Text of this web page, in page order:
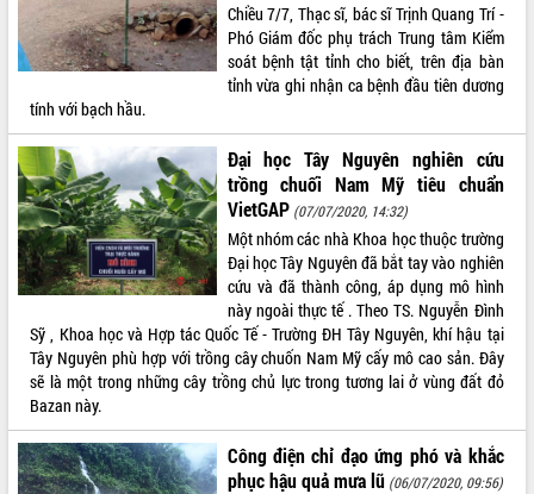
SỞ, BAN, NGÀNH
UBND CÁC XÃ, PHƯỜNG
THÔNG TIN CHỈ ĐẠO ĐIỀU HÀNH
HỆ THỐNG VĂN BẢN
VĂN BẢN HĐND TỈNH
ĐIỂM TIN VĂN BẢN
Chiều 7/7, Thạc sĩ, bác sĩ Trịnh Quang Trí -
Phó Giám đốc phụ trách Trung tâm Kiểm
soát bệnh tật tỉnh cho biết, trên địa bàn
tỉnh vừa ghi nhận ca bệnh đầu tiên dương
tính với bạch hầu.
Đại học Tây Nguyên nghiên cứu
trồng chuối Nam Mỹ tiêu chuẩn
VietGAP (07/07/2020, 14:32)
Một nhóm các nhà Khoa học thuộc trường
Đại học Tây Nguyên đã bắt tay vào nghiên
cứu và đã thành công, áp dụng mô hình
này ngoài thực tế . Theo TS. Nguyễn Đình
Sỹ , Khoa học và Hợp tác Quốc Tế - Trường ĐH Tây Nguyên, khí hậu tại
Tây Nguyên phù hợp với trồng cây chuốn Nam Mỹ cấy mô cao sản. Đây
sẽ là một trong những cây trồng chủ lực trong tương lai ở vùng đất đỏ
Bazan này.
Công điện chỉ đạo ứng phó và khắc
phục hậu quả mưa lũ (06/07/2020, 09:56)